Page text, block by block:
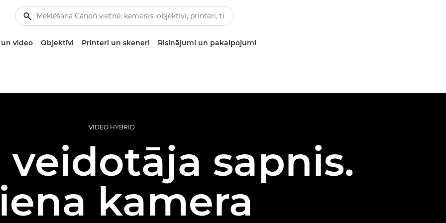
video Objektīvi Printeri un skeneri Risinājumi un pakalpojumi
VIDEO HYBRID
veidotāja sapnis.
kamera